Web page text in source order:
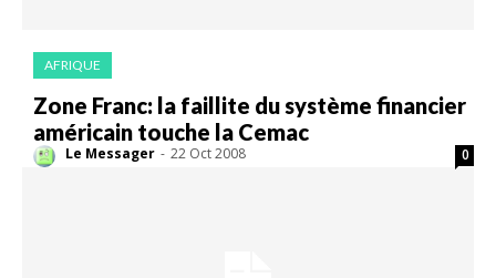
AFRIQUE
Zone Franc: la faillite du système financier
américain touche la Cemac
Le Messager - 22 Oct 2008 0